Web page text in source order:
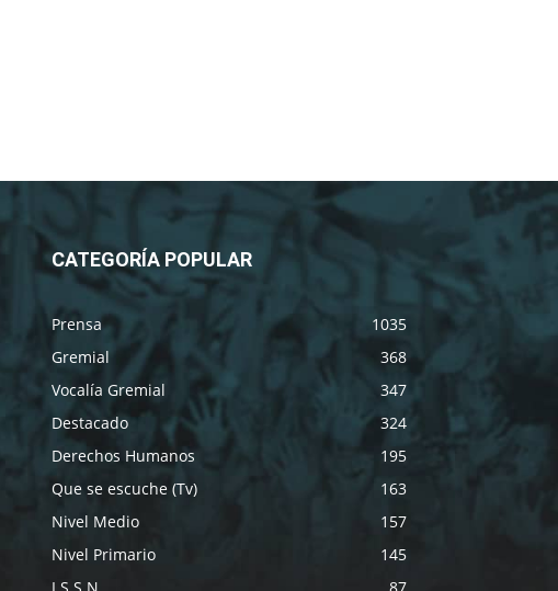
CATEGORÍA POPULAR
Prensa
1035
Gremial
368
Vocalía Gremial
347
Destacado
324
Derechos Humanos
195
Que se escuche (Tv)
163
Nivel Medio
157
Nivel Primario
145